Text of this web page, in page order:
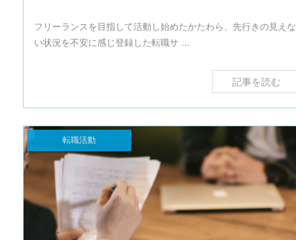
フリーランスを目指して活動し始めたかたわら、先行きの見えな
い状況を不安に感じ登録した転職サ ...
記事を読む
転職活動